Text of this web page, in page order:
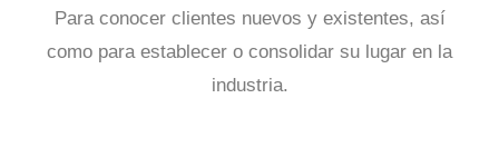
Para conocer clientes nuevos y existentes, así
como para establecer o consolidar su lugar en la
industria.